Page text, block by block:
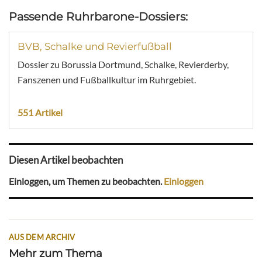
Passende Ruhrbarone-Dossiers:
BVB, Schalke und Revierfußball
Dossier zu Borussia Dortmund, Schalke, Revierderby,
Fanszenen und Fußballkultur im Ruhrgebiet.
551 Artikel
Diesen Artikel beobachten
Einloggen, um Themen zu beobachten.Einloggen
AUS DEM ARCHIV
Mehr zum Thema